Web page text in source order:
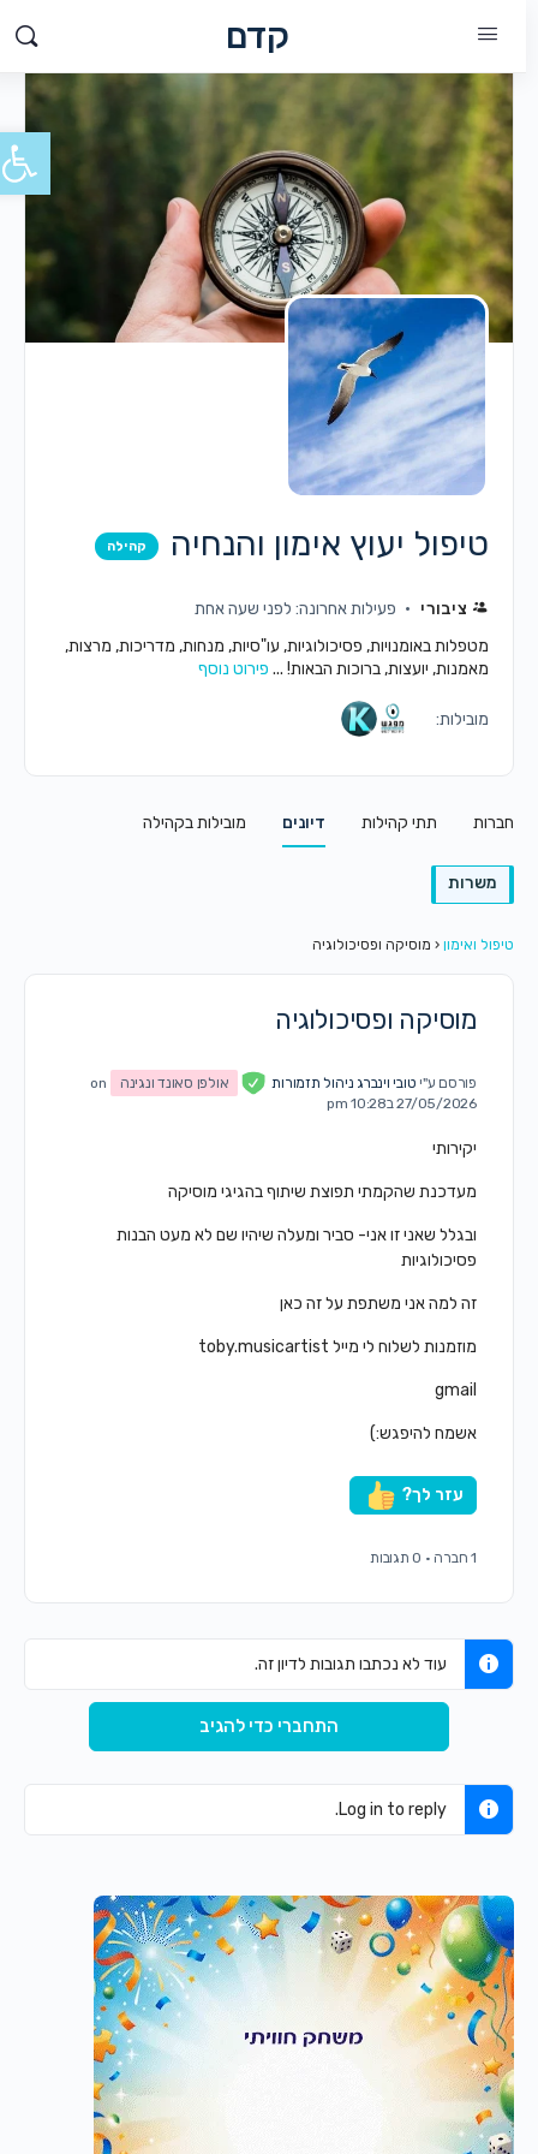
קדם
טיפול יעוץ אימון והנחיה קהילה
ציבורי
פעילות אחרונה: לפני שעה אחת
מטפלות באומנויות, פסיכולוגיות, עו"סיות, מנחות, מדריכות, מרצות,
מאמנות, יועצות, ברוכות הבאות! ...פירוט נוסף
מובילות:
חברות תתי קהילות דיונים מובילות בקהילה
משרות
טיפול ואימון ‹ מוסיקה ופסיכולוגיה
מוסיקה ופסיכולוגיה
פורסם ע"יטובי וינברג ניהול תזמורות אולפן סאונד ונגינה
on
27/05/2026 ב10:28 pm
יקירותי
מעדכנת שהקמתי תפוצת שיתוף בהגיגי מוסיקה
ובגלל שאני זו אני- סביר ומעלה שיהיו שם לא מעט הבנות
פסיכולוגיות
זה למה אני משתפת על זה כאן
מוזמנות לשלוח לי מייל toby.musicartist
gmail
אשמח להיפגש:)
עזר לך?
· 0 תגובות
עוד לא נכתבו תגובות לדיון זה.
התחברי כדי להגיב
Log in to reply.
פתח